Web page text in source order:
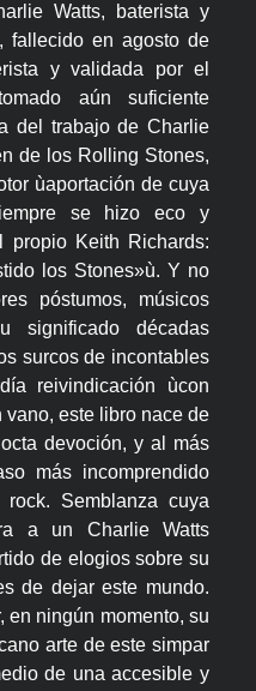
Watts, baterista y
fallecido en agosto de
y validada por el
aún suficiente
del trabajo de Charlie
de los Rolling Stones,
ùaportación de cuya
se hizo eco y
propio Keith Richards:
los Stones»ù. Y no
póstumos, músicos
significado décadas
surcos de incontables
reivindicación ùcon
este libro nace de
devoción, y al más
más incomprendido
Semblanza cuya
a un Charlie Watts
de elogios sobre su
de dejar este mundo.
en ningún momento, su
arte de este simpar
de una accesible y